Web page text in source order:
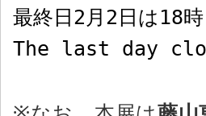
最終日 2 月 2 日は 18
The last day